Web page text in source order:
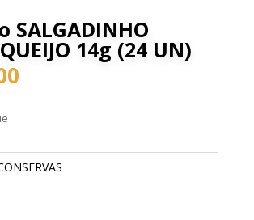
SALGADINHO
14g (24 UN)